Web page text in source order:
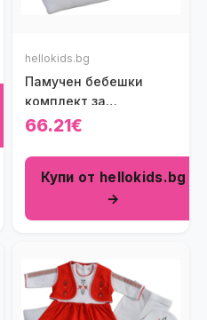
hellokids.bg
Памучен бебешки
комплект за
изписване Bulgaria
66.21€
Купи от hellokids.bg
→